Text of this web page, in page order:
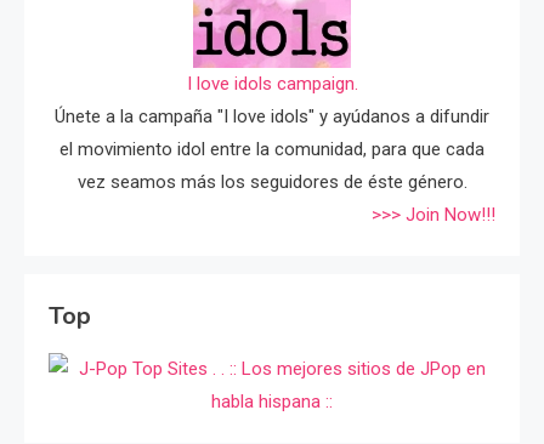
I love idols campaign.
Únete a la campaña "I love idols" y ayúdanos a difundir
el movimiento idol entre la comunidad, para que cada
vez seamos más los seguidores de éste género.
>>> Join Now!!!
Top